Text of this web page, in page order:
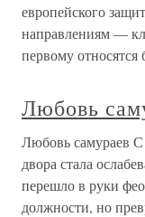
европейского
направлениям —
первому
Любовь
Любовь самураев С
двора стала
перешло в руки
должности, но